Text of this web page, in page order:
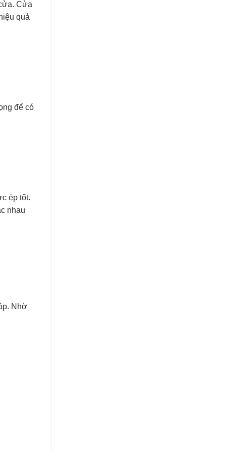
Cửa
quả
để có
ép tốt.
nhau
Nhờ